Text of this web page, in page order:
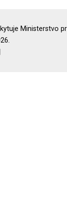
Ministerstvo